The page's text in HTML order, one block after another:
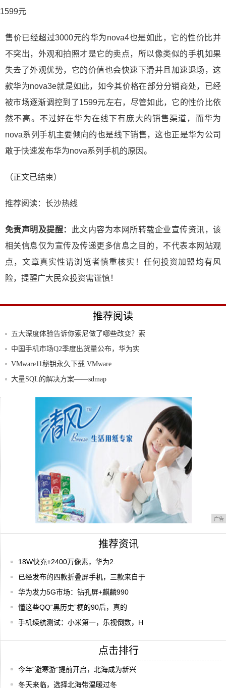
售价已经超过3000元的华为nova4也是如此，它的性价比并
不突出，外观和拍照才是它的卖点，所以像类似的手机如果
失去了外观优势，它的价值也会快速下滑并且加速退场，这
款华为nova3e就是如此，如今其价格在部分分销商处，已经
被市场逐渐调控到了1599元左右，尽管如此，它的性价比依
然不高。不过好在华为在线下有庞大的销售渠道，而华为
nova系列手机主要倾向的也是线下销售，这也正是华为公司
敢于快速发布华为nova系列手机的原因。
（正文已结束）
推荐阅读： 长沙热线
免责声明及提醒：
此文内容为本网所转载企业宣传资讯，该
相关信息仅为宣传及传递更多信息之目的，不代表本网站观
点，文章真实性请浏览者慎重核实！任何投资加盟均有风
险，提醒广大民众投资需谨慎！
推荐阅读
五大深度体验告诉你索尼做了哪些改变？索
尼Xp
中国手机市场Q2季度出货量公布，华为实
现大幅
VMware11秘钥永久下载 VMware
大量SQL的解决方案——sdmap
一大波全面屏手机来袭 但这款VR手机却更
广告
推荐资讯
18W快充+2400万像素，华为2.
已经发布的四款折叠屏手机，三款来自于
华为发力5G市场：钻孔屏+麒麟990
懂这些QQ“黑历史”梗的90后，真的
手机续航测试：小米第一，乐视倒数，H
点击排行
今年“避寒游”提前开启，北海成为新兴
冬天来临，选择北海带温暖过冬